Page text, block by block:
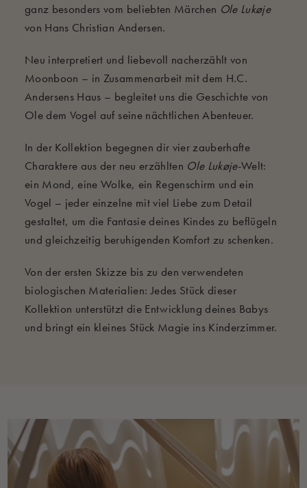
ganz besonders vom beliebten Märchen Ole Lukøje
von Hans Christian Andersen.
Neu interpretiert und liebevoll nacherzählt von
Moonboon – in Zusammenarbeit mit dem H.C.
Andersens Haus – begleitet uns die Geschichte von
Ole dem Vogel auf seine nächtlichen Abenteuer.
In der Kollektion begegnen dir vier zauberhafte
Charaktere aus der neu erzählten Ole Lukøje-Welt:
ein Mond, eine Wolke, ein Regenschirm und ein
Vogel – jeder einzelne mit viel Liebe zum Detail
gestaltet, um die Fantasie deines Kindes zu beflügeln
und gleichzeitig beruhigenden Komfort zu schenken.
Von der ersten Skizze bis zu den verwendeten
biologischen Materialien: Jedes Stück dieser
Kollektion unterstützt die Entwicklung deines Babys
und bringt ein kleines Stück Magie ins Kinderzimmer.